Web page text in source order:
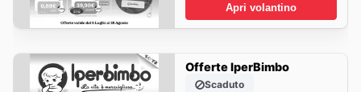
Apri volantino
Offerte IperBimbo
Scaduto